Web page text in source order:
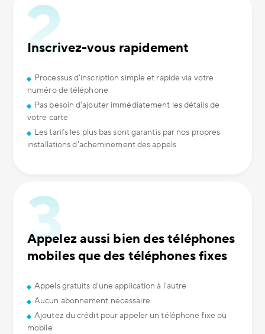
Inscrivez-vous rapidement
Processus d'inscription simple et rapide via votre
numéro de téléphone
Pas besoin d'ajouter immédiatement les détails de
votre carte
Les tarifs les plus bas sont garantis par nos propres
installations d'acheminement des appels
Appelez aussi bien des téléphones
mobiles que des téléphones fixes
Appels gratuits d'une application à l'autre
Aucun abonnement nécessaire
Ajoutez du crédit pour appeler un téléphone fixe ou
mobile